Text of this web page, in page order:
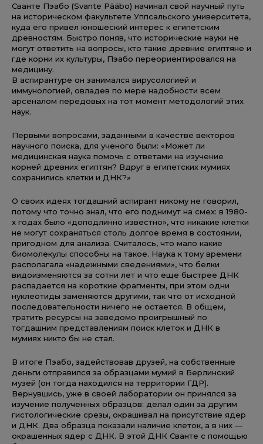
Сванте Пэабо (Svante Pääbo) начинал свой научный путь
на историческом факультете Уппсальского университета,
куда его привел юношеский интерес к египетским
древностям. Быстро поняв, что исторические науки не
могут ответить на вопросы, кто такие древние египтяне и
где корни их культуры, Пэабо переориентировался на
медицину.
В аспирантуре он занимался вирусологией и
иммунологией, овладев по мере надобности всем
арсеналом передовых на тот момент методологий этих
наук.
Первыми вопросами, заданными в качестве векторов
научного поиска, для ученого были: «Может ли
медицинская наука помочь с ответами на изучение
корней древних египтян? Вдруг в египетских мумиях
сохранились клетки и ДНК?»
О своих идеях тогдашний аспирант никому не говорил,
потому что точно знал, что его поднимут на смех: в 1980-
х годах было «доподлинно известно», что никакие клетки
не могут сохраняться столь долгое время в состоянии,
пригодном для анализа. Считалось, что мало какие
биомолекулы способны на такое. Наука к тому времени
располагала «надежными сведениями», что белки
видоизменяются за сотни лет и что еще быстрее ДНК
распадается на короткие фрагменты, при этом одни
нуклеотиды заменяются другими, так что от исходной
последовательности ничего не остается. В общем,
тратить ресурсы на заведомо проигрышный по
тогдашним представлениям поиск клеток и ДНК в
мумиях никто бы не стал.
В итоге Пэабо, задействовав друзей, на собственные
деньги отправился за образцами мумий в Берлинский
музей (он тогда находился на территории ГДР).
Вернувшись, уже в своей лаборатории он принялся за
изучение полученных образцов: делал один за другим
гистологические срезы, окрашивал на присутствие ядер
и ДНК. Два образца показали наличие клеток, а в них —
окрашенных ядер с ДНК. В этой ДНК Сванте с помощью